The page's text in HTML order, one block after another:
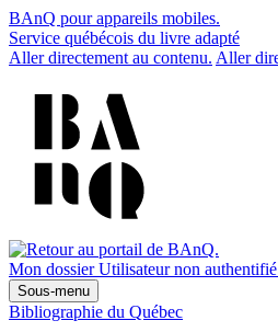
BAnQ pour appareils mobiles.
Service québécois du livre adapté
Aller directement au contenu. Aller
Mon dossier Utilisateur non
Sous-menu
Bibliographie du Québec